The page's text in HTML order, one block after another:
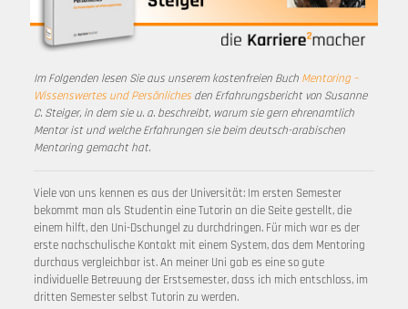
Im Folgenden lesen Sie aus unserem kostenfreien Buch Mentoring –
Wissenswertes und Persönlichesden Erfahrungsbericht von Susanne
C. Steiger, in dem sie u. a. beschreibt, warum sie gern ehrenamtlich
Mentor ist und welche Erfahrungen sie beim deutsch-arabischen
Mentoring gemacht hat.
Viele von uns kennen es aus der Universität: Im ersten Semester
bekommt man als Studentin eine Tutorin an die Seite gestellt, die
einem hilft, den Uni-Dschungel zu durchdringen. Für mich war es der
erste nachschulische Kontakt mit einem System, das dem Mentoring
durchaus vergleichbar ist. An meiner Uni gab es eine so gute
individuelle Betreuung der Erstsemester, dass ich mich entschloss, im
dritten Semester selbst Tutorin zu werden.